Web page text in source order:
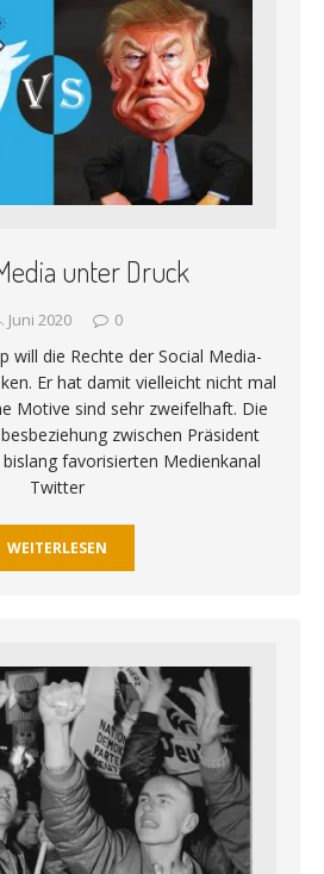
unter Druck
Juni 2020 0
will die Rechte der Social Media-
Er hat damit vielleicht nicht mal
Motive sind sehr zweifelhaft. Die
zwischen Präsident
favorisierten Medienkanal
Twitter
WEITERLESEN